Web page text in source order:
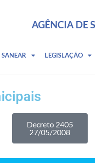
AGÊNCIA DE
SANEAR LEGISLAÇÃO
Decreto 2405
27/05/2008